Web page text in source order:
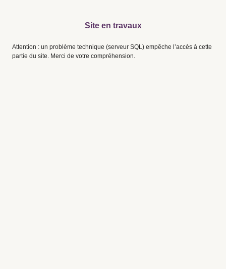
Site en travaux
Attention : un problème technique (serveur SQL) empêche l’accès à cette
partie du site. Merci de votre compréhension.